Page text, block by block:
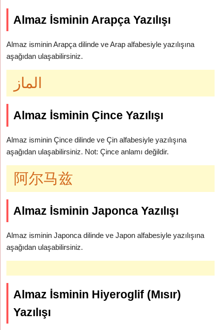
Almaz İsminin Arapça Yazılışı
Almaz isminin Arapça dilinde ve Arap alfabesiyle yazılışına
aşağıdan ulaşabilirsiniz.
الماز
Almaz İsminin Çince Yazılışı
Almaz isminin Çince dilinde ve Çin alfabesiyle yazılışına
aşağıdan ulaşabilirsiniz. Not: Çince anlamı değildir.
阿尔马兹
Almaz İsminin Japonca Yazılışı
Almaz isminin Japonca dilinde ve Japon alfabesiyle yazılışına
aşağıdan ulaşabilirsiniz.
Almaz İsminin Hiyeroglif (Mısır)
Yazılışı